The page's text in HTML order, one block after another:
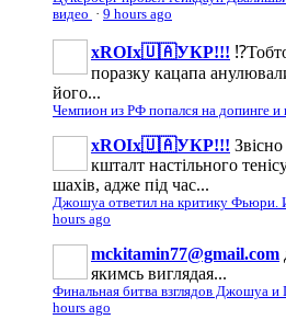
видео · 9 hours ago
xROIx🇺🇦УКР!!!
поразку кацапа
його...
Чемпион из РФ попался на допинге и
xROIx🇺🇦УКР!!!
кшталт настільного
шахів, адже під час...
Джошуа ответил на критику Фьюри.
hours ago
mckitamin77@gmail.com
якимсь виглядая...
Финальная битва взглядов Джошуа и
hours ago